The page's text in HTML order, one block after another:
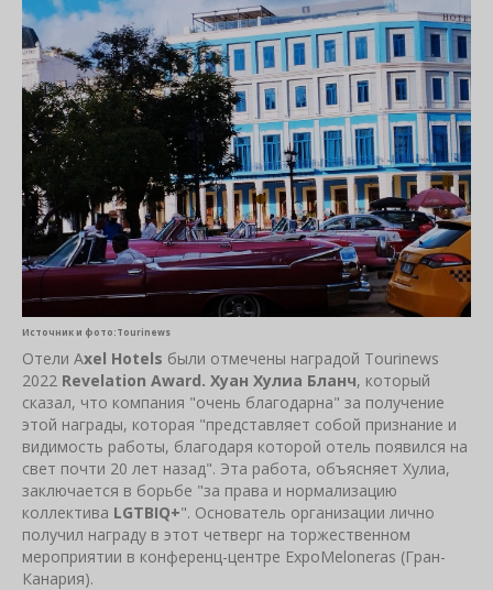
Источник и фото:Tourinews
Отели Axel Hotels были отмечены наградой Tourinews
2022 Revelation Award. Хуан Хулиа Бланч, который
сказал, что компания "очень благодарна" за получение
этой награды, которая "представляет собой признание и
видимость работы, благодаря которой отель появился на
свет почти 20 лет назад". Эта работа, объясняет Хулиа,
заключается в борьбе "за права и нормализацию
коллектива LGTBIQ+". Основатель организации лично
получил награду в этот четверг на торжественном
мероприятии в конференц-центре ExpoMeloneras (Гран-
Канария).